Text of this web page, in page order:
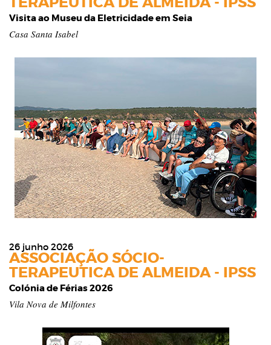
Visita ao Museu da Eletricidade em Seia
Casa Santa Isabel
26 junho 2026
ASSOCIAÇÃO SÓCIO-
TERAPEUTICA DE ALMEIDA - IPSS
Colónia de Férias 2026
Vila Nova de Milfontes